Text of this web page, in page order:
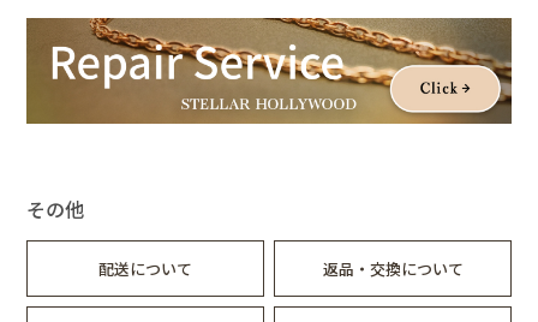
その他
配送について 返品・交換について